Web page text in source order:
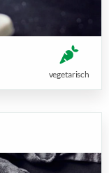
vegetarisch